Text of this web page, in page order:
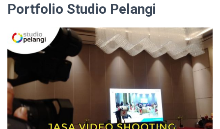
Portfolio Studio Pelangi